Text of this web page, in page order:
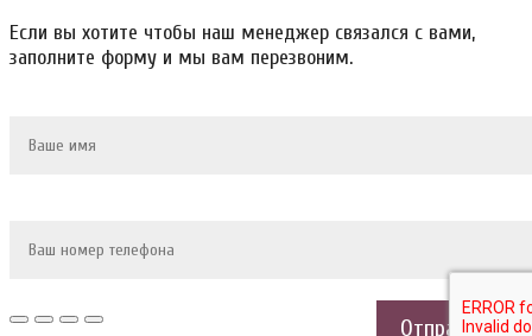
Если вы хотите чтобы наш менеджер связался с вами,
заполните форму и мы вам перезвоним.